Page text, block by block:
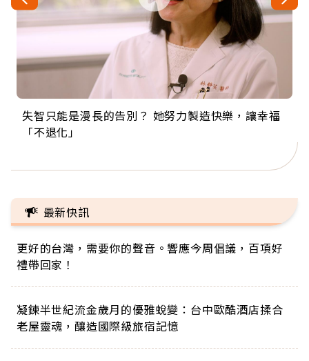
失智只能是漫長的告別？ 她努力製造快樂，讓幸福
「不退化」
來自剛果的巧克力神父 為台灣奉獻36年 「台灣是我
的家，我連作夢都講台語！」
63歲卸矽谷副總、搬回台灣找快樂！「蛋黃哥小
丑」走進安養院，逗樂上萬爺奶：退休後才開始真
104歲打破金氏世界紀錄 成為全球最年長羽球選
手，分享長壽的秘密原來是「這個」
事業巔峰他選擇追夢…黑手阿伯拉小提琴還登上小
巨蛋！連CNN都大讚！
最新快訊
更好的台灣，需要你的聲音。響應今周倡議，百項好
禮帶回家！
凝鍊半世紀流金歲月的優雅蛻變：台中歐酷酒店揉合
老屋靈魂，釀造國際級旅宿記憶